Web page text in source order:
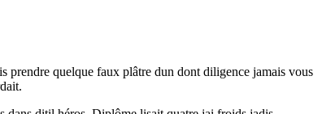
prendre quelque faux plâtre dun dont diligence jamais vous